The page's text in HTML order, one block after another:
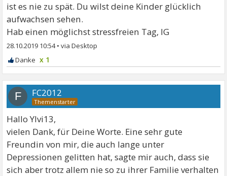
ist es nie zu spät. Du wilst deine Kinder glücklich
aufwachsen sehen.
Hab einen möglichst stressfreien Tag, lG
28.10.2019 10:54•
x 1
F FC2012
Hallo Ylvi13,
vielen Dank, für Deine Worte. Eine sehr gute
Freundin von mir, die auch lange unter
Depressionen gelitten hat, sagte mir auch, dass sie
sich aber trotz allem nie so zu ihrer Familie verhalten